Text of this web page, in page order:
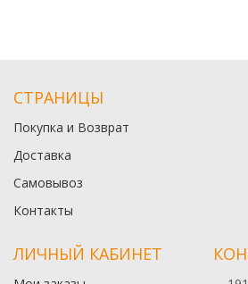
СТРАНИЦЫ
Покупка и Возврат
Доставка
Самовывоз
Контакты
ЛИЧНЫЙ КАБИНЕТ